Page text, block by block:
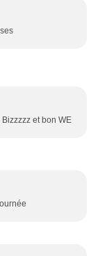
et bon WE